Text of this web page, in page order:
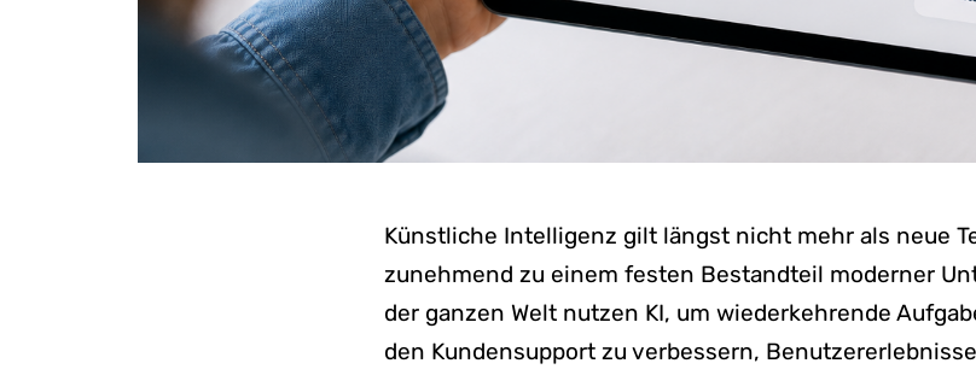
Künstliche Intelligenz gilt längst nicht mehr als neue
zunehmend zu einem festen Bestandteil moderner
der ganzen Welt nutzen KI, um wiederkehrende
den Kundensupport zu verbessern,